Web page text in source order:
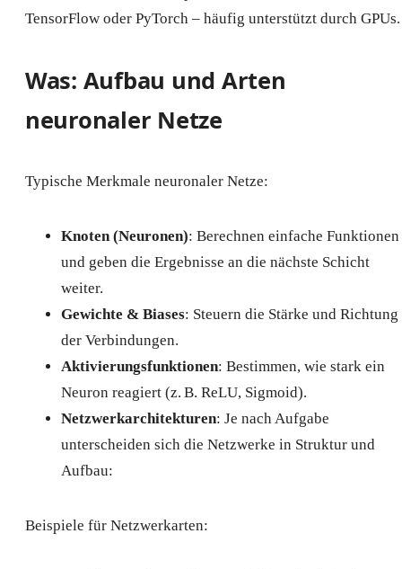
TensorFlow oder PyTorch – häufig unterstützt durch GPUs.
Was: Aufbau und Arten
neuronaler Netze
Typische Merkmale neuronaler Netze:
Knoten (Neuronen): Berechnen einfache Funktionen
und geben die Ergebnisse an die nächste Schicht
weiter.
Gewichte & Biases: Steuern die Stärke und Richtung
der Verbindungen.
Aktivierungsfunktionen: Bestimmen, wie stark ein
Neuron reagiert (z. B. ReLU, Sigmoid).
Netzwerkarchitekturen: Je nach Aufgabe
unterscheiden sich die Netzwerke in Struktur und
Aufbau:
Beispiele für Netzwerkarten: